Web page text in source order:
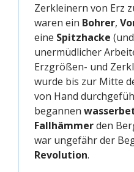
Zerkleinern von Erz
waren ein Bohrer,
eine Spitzhacke
unermüdlicher
Erzgrößen- und
wurde bis zur Mitte
von Hand
begannen
Fallhämmerden
war ungefähr der
Revolution.